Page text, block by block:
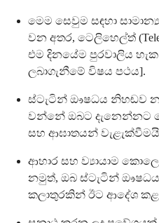
මෙම සෙවුම සඳහා
වන අතර, ටෙලිහෙල්ත්
එම දිනයේම පුරවාලිය
ලබාගැනීමේ විෂය පථය].
ස්ටැටින් ඖෂධය නිහඬව
වන්නේ ඔබට දැනෙන්නට
සහ ආඝාතයන්
ආහාර සහ ව්‍යායාම
නමුත්, ඔබ ස්ටැටින්
කලාතුරකින් ඊට ආදේශ කළ